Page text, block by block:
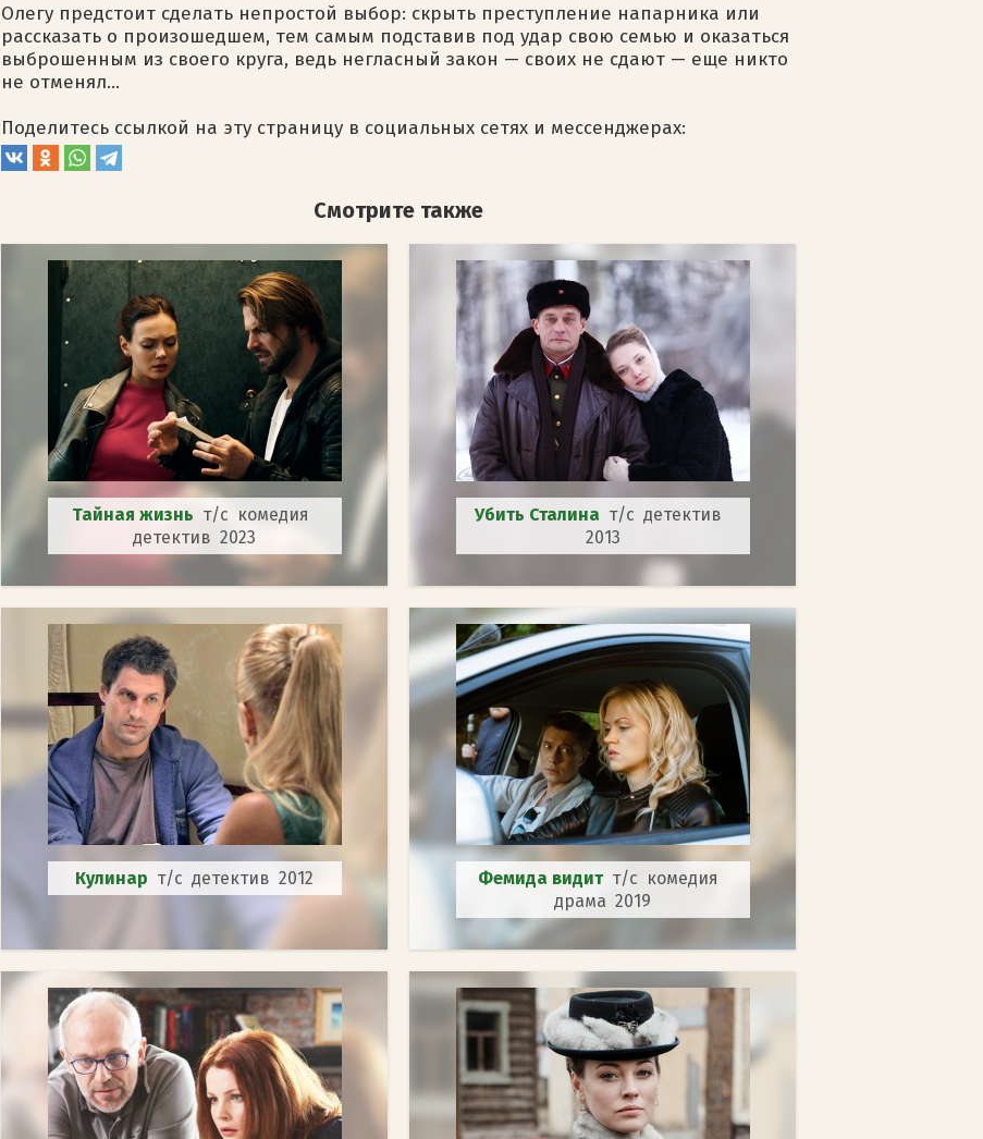
Олегу предстоит сделать непростой выбор: скрыть преступление напарника или
рассказать о произошедшем, тем самым подставив под удар свою семью и оказаться
выброшенным из своего круга, ведь негласный закон — своих не сдают — еще никто
не отменял…
Поделитесь ссылкой на эту страницу в социальных сетях и мессенджерах:
Смотрите также
Тайная жизнь т/с комедия
детектив 2023
Убить Сталина т/с детектив
2013
Кулинар т/с детектив 2012 Фемида видит т/с комедия
драма 2019